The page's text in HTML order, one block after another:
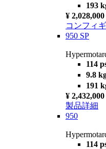
193
¥ 2,028,000
コンフィ
950 SP
114
9.8
191
¥ 2,432,000
製品詳細
950
114